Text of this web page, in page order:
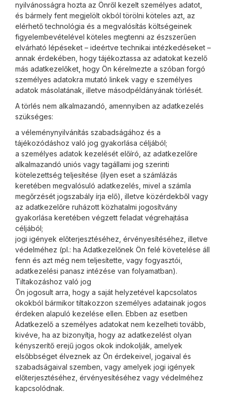
nyilvánosságra hozta az Önről kezelt személyes adatot,
és bármely fent megjelölt okból törölni köteles azt, az
elérhető technológia és a megvalósítás költségeinek
figyelembevételével köteles megtenni az észszerűen
elvárható lépéseket – ideértve technikai intézkedéseket –
annak érdekében, hogy tájékoztassa az adatokat kezelő
más adatkezelőket, hogy Ön kérelmezte a szóban forgó
személyes adatokra mutató linkek vagy e személyes
adatok másolatának, illetve másodpéldányának törlését.
A törlés nem alkalmazandó, amennyiben az adatkezelés
szükséges:
a véleménynyilvánítás szabadságához és a
tájékozódáshoz való jog gyakorlása céljából;
a személyes adatok kezelését előíró, az adatkezelőre
alkalmazandó uniós vagy tagállami jog szerinti
kötelezettség teljesítése (ilyen eset a számlázás
keretében megvalósuló adatkezelés, mivel a számla
megőrzését jogszabály írja elő), illetve közérdekből vagy
az adatkezelőre ruházott közhatalmi jogosítvány
gyakorlása keretében végzett feladat végrehajtása
céljából;
jogi igények előterjesztéséhez, érvényesítéséhez, illetve
védelméhez (pl.: ha Adatkezelőnek Ön felé követelése áll
fenn és azt még nem teljesítette, vagy fogyasztói,
adatkezelési panasz intézése van folyamatban).
Tiltakozáshoz való jog
Ön jogosult arra, hogy a saját helyzetével kapcsolatos
okokból bármikor tiltakozzon személyes adatainak jogos
érdeken alapuló kezelése ellen. Ebben az esetben
Adatkezelő a személyes adatokat nem kezelheti tovább,
kivéve, ha az bizonyítja, hogy az adatkezelést olyan
kényszerítő erejű jogos okok indokolják, amelyek
elsőbbséget élveznek az Ön érdekeivel, jogaival és
szabadságaival szemben, vagy amelyek jogi igények
előterjesztéséhez, érvényesítéséhez vagy védelméhez
kapcsolódnak.